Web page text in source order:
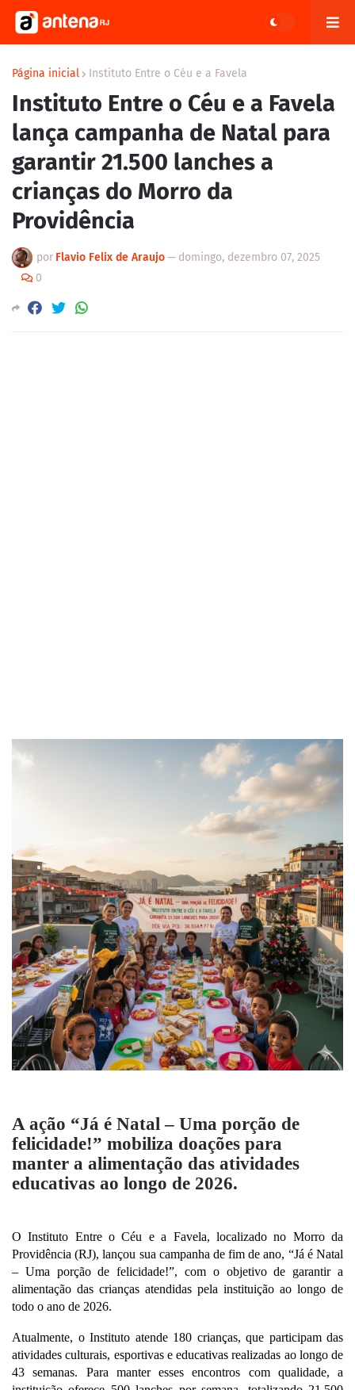
Página inicial Instituto Entre o Céu e a Favela
Instituto Entre o Céu e a Favela
lança campanha de Natal para
garantir 21.500 lanches a
crianças do Morro da
Providência
por Flavio Felix de Araujo— domingo, dezembro 07, 2025
0
A ação “Já é Natal – Uma porção de
felicidade!” mobiliza doações para
manter a alimentação das atividades
educativas ao longo de 2026.
O Instituto Entre o Céu e a Favela, localizado no Morro da
Providência (RJ), lançou sua campanha de fim de ano, “Já é Natal
– Uma porção de felicidade!”, com o objetivo de garantir a
alimentação das crianças atendidas pela instituição ao longo de
todo o ano de 2026.
Atualmente, o Instituto atende 180 crianças, que participam das
atividades culturais, esportivas e educativas realizadas ao longo de
43 semanas. Para manter esses encontros com qualidade, a